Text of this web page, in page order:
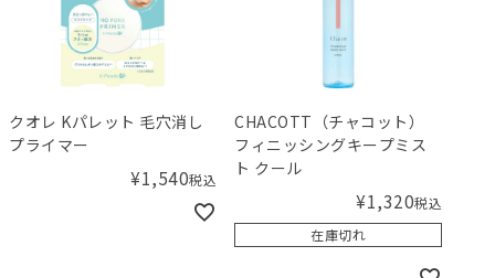
クオレ Kパレット 毛穴消し
プライマー
¥1,540税込
CHACOTT（チャコット）
フィニッシングキープミス
ト クール
¥1,320税込
在庫切れ